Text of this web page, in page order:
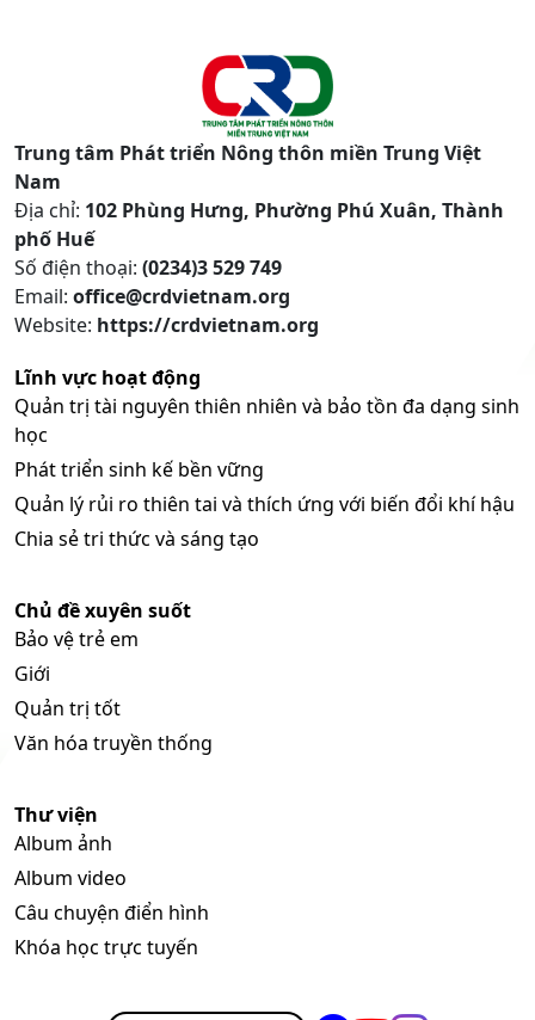
Trung tâm Phát triển Nông thôn miền Trung Việt
Nam
Địa chỉ: 102 Phùng Hưng, Phường Phú Xuân, Thành
phố Huế
Số điện thoại: (0234)3 529 749
Email: office@crdvietnam.org
Website: https://crdvietnam.org
Lĩnh vực hoạt động
Quản trị tài nguyên thiên nhiên và bảo tồn đa dạng sinh
học
Phát triển sinh kế bền vững
Quản lý rủi ro thiên tai và thích ứng với biến đổi khí hậu
Chia sẻ tri thức và sáng tạo
Chủ đề xuyên suốt
Bảo vệ trẻ em
Giới
Quản trị tốt
Văn hóa truyền thống
Thư viện
Album ảnh
Album video
Câu chuyện điển hình
Khóa học trực tuyến